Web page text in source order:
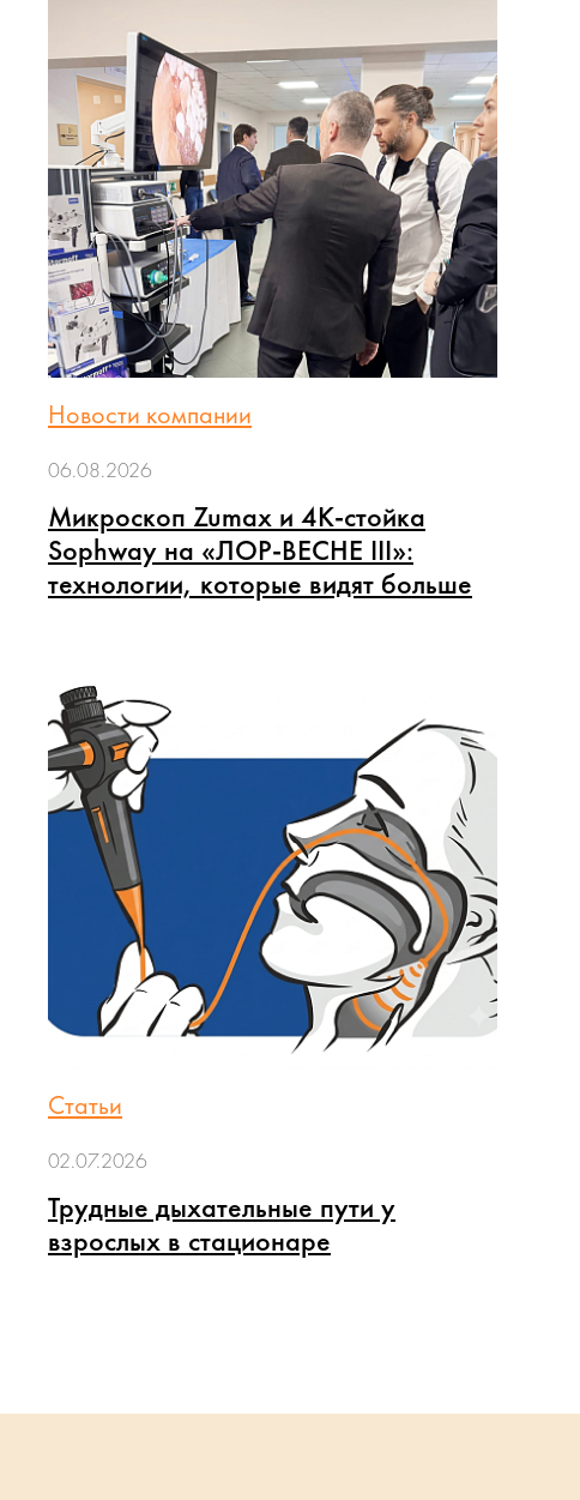
Новости компании
06.08.2026
Микроскоп Zumax и 4K-стойка
Sophway на «ЛОР-ВЕСНЕ III»:
технологии, которые видят больше
Статьи
02.07.2026
Трудные дыхательные пути у
взрослых в стационаре